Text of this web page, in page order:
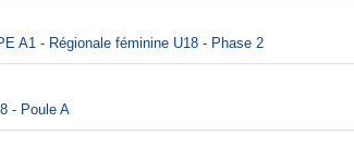
A1 - Régionale féminine U18 - Phase 2
- Poule A